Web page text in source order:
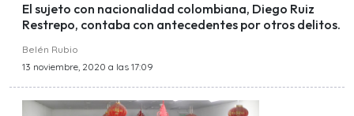
El sujeto con nacionalidad colombiana, Diego Ruiz
Restrepo, contaba con antecedentes por otros delitos.
Belén Rubio
13 noviembre, 2020 a las 17:09